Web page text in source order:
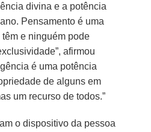
divina e a potência
Pensamento é uma
e ninguém pode
afirmou
é uma potência
de alguns em
um recurso de todos.”
o dispositivo da pessoa